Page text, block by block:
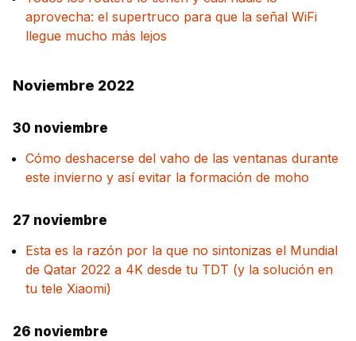
aprovecha: el supertruco para que la señal WiFi
llegue mucho más lejos
Noviembre 2022
30 noviembre
Cómo deshacerse del vaho de las ventanas durante
este invierno y así evitar la formación de moho
27 noviembre
Esta es la razón por la que no sintonizas el Mundial
de Qatar 2022 a 4K desde tu TDT (y la solución en
tu tele Xiaomi)
26 noviembre